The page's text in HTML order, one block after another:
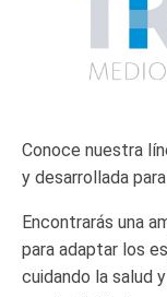
Conoce nuestra
y desarrollada
Encontrarás una
para adaptar los
cuidando la salud